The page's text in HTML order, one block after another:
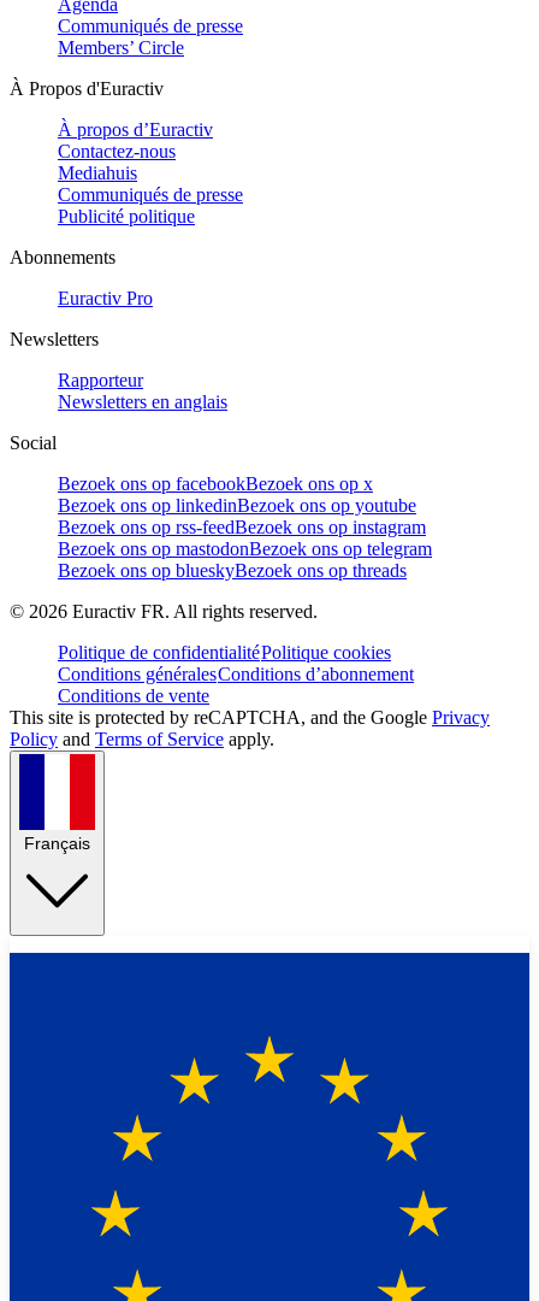
Agenda
Communiqués de presse
Members’ Circle
À Propos d'Euractiv
À propos d’Euractiv
Contactez-nous
Mediahuis
Communiqués de presse
Publicité politique
Abonnements
Euractiv Pro
Newsletters
Rapporteur
Newsletters en anglais
Social
Bezoek ons op facebookBezoek ons op x
Bezoek ons op linkedinBezoek ons op youtube
Bezoek ons op rss-feedBezoek ons op instagram
Bezoek ons op mastodonBezoek ons op telegram
Bezoek ons op blueskyBezoek ons op threads
© 2026 Euractiv FR. All rights reserved.
Politique de confidentialitéPolitique cookies
Conditions généralesConditions d’abonnement
Conditions de vente
This site is protected by reCAPTCHA, and the Google Privacy
Policy and Terms of Service apply.
Français